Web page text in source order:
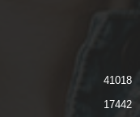
41018
17442